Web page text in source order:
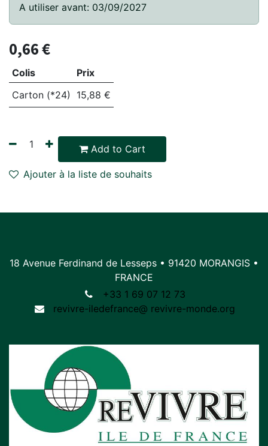
A utiliser avant: 03/09/2027
0,66€
Colis
Prix
Carton (*24)
15,88 €
Add to Cart
Ajouter à la liste de souhaits
18 Avenue Ferdinand de Lesseps • 91420 MORANGIS •
FRANCE
+33 1 69 07 12 73
revivre-iledefrance@ revivre-monde.org